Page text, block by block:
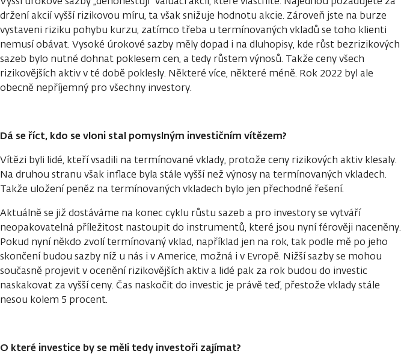
držení akcií vyšší rizikovou míru, ta však snižuje hodnotu akcie. Zároveň jste na burze
vystaveni riziku pohybu kurzu, zatímco třeba u termínovaných vkladů se toho klienti
nemusí obávat. Vysoké úrokové sazby měly dopad i na dluhopisy, kde růst bezrizikových
sazeb bylo nutné dohnat poklesem cen, a tedy růstem výnosů. Takže ceny všech
rizikovějších aktiv v té době poklesly. Některé více, některé méně. Rok 2022 byl ale
obecně nepříjemný pro všechny investory.
Dá se říct, kdo se vloni stal pomyslným investičním vítězem?
Vítězi byli lidé, kteří vsadili na termínované vklady, protože ceny rizikových aktiv klesaly.
Na druhou stranu však inflace byla stále vyšší než výnosy na termínovaných vkladech.
Takže uložení peněz na termínovaných vkladech bylo jen přechodné řešení.
Aktuálně se již dostáváme na konec cyklu růstu sazeb a pro investory se vytváří
neopakovatelná příležitost nastoupit do instrumentů, které jsou nyní férověji naceněny.
Pokud nyní někdo zvolí termínovaný vklad, například jen na rok, tak podle mě po jeho
skončení budou sazby níž u nás i v Americe, možná i v Evropě. Nižší sazby se mohou
současně projevit v ocenění rizikovějších aktiv a lidé pak za rok budou do investic
naskakovat za vyšší ceny. Čas naskočit do investic je právě teď, přestože vklady stále
nesou kolem 5 procent.
O které investice by se měli tedy investoři zajímat?